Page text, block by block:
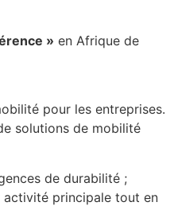
» en Afrique de
pour les entreprises.
solutions de mobilité
de durabilité ;
activité principale tout en